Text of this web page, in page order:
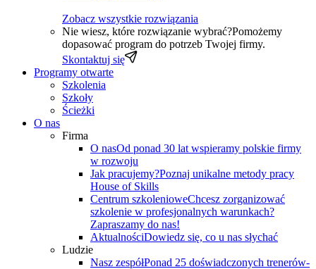
Zobacz wszystkie rozwiązania
Nie wiesz, które rozwiązanie wybrać?Pomożemy
dopasować program do potrzeb Twojej firmy.
Skontaktuj się
Programy otwarte
Szkolenia
Szkoły
Ścieżki
O nas
Firma
O nasOd ponad 30 lat wspieramy polskie firmy
w rozwoju
Jak pracujemy?Poznaj unikalne metody pracy
House of Skills
Centrum szkolenioweChcesz zorganizować
szkolenie w profesjonalnych warunkach?
Zapraszamy do nas!
AktualnościDowiedz się, co u nas słychać
Ludzie
Nasz zespółPonad 25 doświadczonych trenerów-